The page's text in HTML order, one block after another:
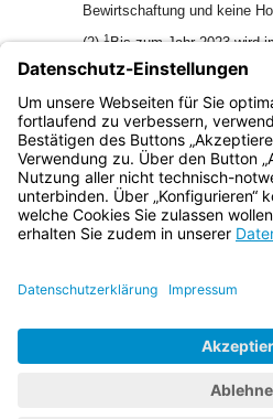
Bewirtschaftung und keine
(2)1Bis zum Jahr 2023 wird
Netzwerk eingerichtet, das
umfasst und aus naturnahen
Bedeutung für die
2Abs. 1 Satz 3 gilt
Bayern.de
BayernPortal
Impressum